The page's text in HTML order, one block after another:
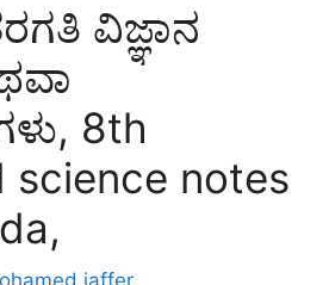
ವಿಜ್ಞಾನ
8th
science notes
jaffer